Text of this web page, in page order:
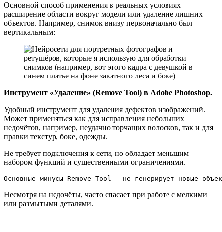
Основной способ применения в реальных условиях —
расширение области вокруг модели или удаление лишних
объектов. Например, снимок внизу первоначально был
вертикальным:
Инструмент «Удаление» (Remove Tool) в Adobe Photoshop.
Удобный инструмент для удаления дефектов изображений.
Может применяться как для исправления небольших
недочётов, например, неудачно торчащих волосков, так и для
правки текстур, боке, одежды.
Не требует подключения к сети, но обладает меньшим
набором функций и существенными ограничениями.
Основные минусы Remove Tool - не генерирует новые
Несмотря на недочёты, часто спасает при работе с мелкими
или размытыми деталями.